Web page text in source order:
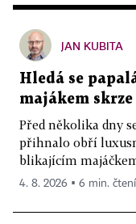
JAN KUBITA
Hledá se
majákem
Před několika dny
přihnalo obří
blikajícím
4. 8. 2026 ▪ 6 min. čtení